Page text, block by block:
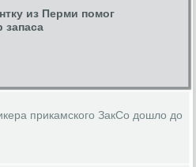
из Перми помог
прикамского ЗакСо дошло до